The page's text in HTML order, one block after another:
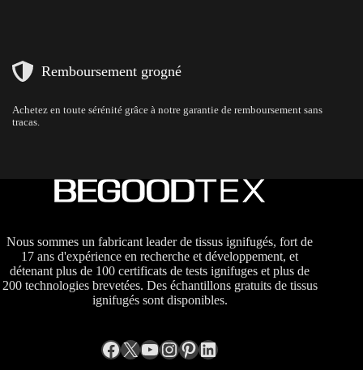
Remboursement grogné
Achetez en toute sérénité grâce à notre garantie de remboursement sans
tracas.
Nous sommes un fabricant leader de tissus ignifugés, fort de
17 ans d'expérience en recherche et développement, et
détenant plus de 100 certificats de tests ignifuges et plus de
200 technologies brevetées. Des échantillons gratuits de tissus
ignifugés sont disponibles.
Facebook
X YouTube
Instagram
Pinterest
LinkedIn